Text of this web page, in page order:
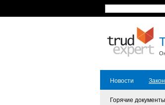
Новости
Горячие документы